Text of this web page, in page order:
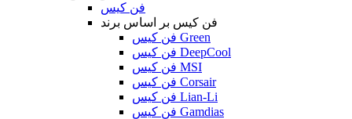
فن کیس
فن کیس بر اساس برند
فن کیس Green
فن کیس DeepCool
فن کیس MSI
فن کیس Corsair
فن کیس Lian-Li
فن کیس Gamdias